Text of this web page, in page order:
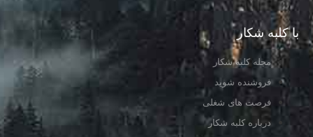
با کلبه شکار
مجله کلبه شکار
فروشنده شوید
فرصت های شغلی
درباره کلبه شکار